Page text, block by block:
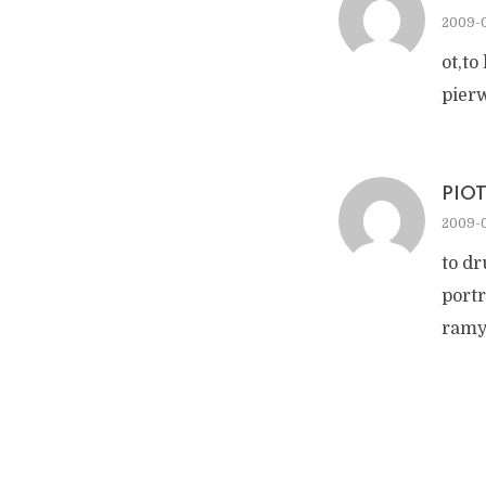
2009-
ot,to
2009-
to